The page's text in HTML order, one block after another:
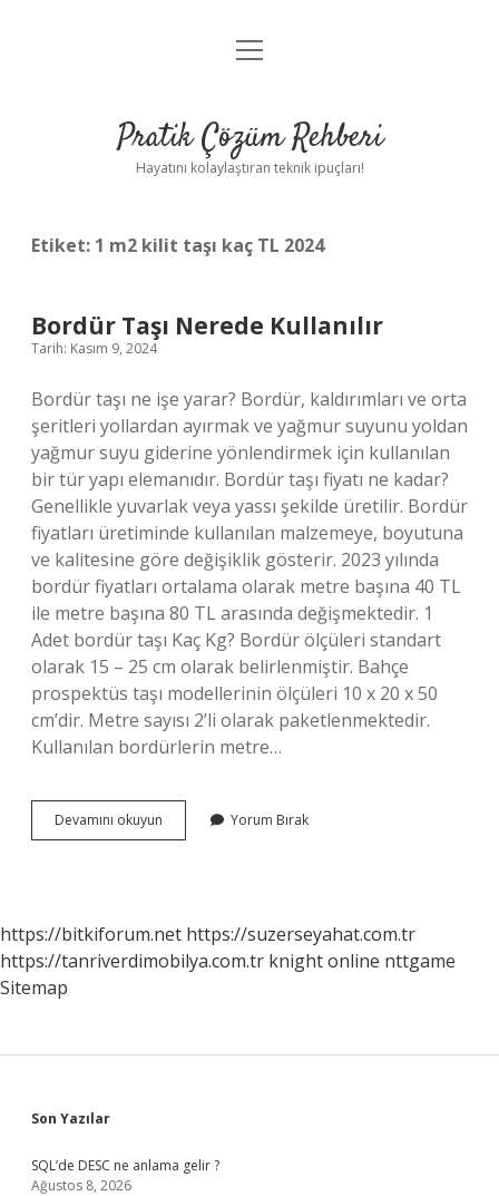
Anasayfa
Yasal Uyarı
menüyü
Pratik Çözüm Rehberi
Hayatını kolaylaştıran teknik ipuçları!
Etiket: 1 m2 kilit taşı kaç TL 2024
Bordür Taşı Nerede Kullanılır
Tarih: Kasım 9, 2024
Bordür taşı ne işe yarar? Bordür, kaldırımları ve orta
şeritleri yollardan ayırmak ve yağmur suyunu yoldan
yağmur suyu giderine yönlendirmek için kullanılan
bir tür yapı elemanıdır. Bordür taşı fiyatı ne kadar?
Genellikle yuvarlak veya yassı şekilde üretilir. Bordür
fiyatları üretiminde kullanılan malzemeye, boyutuna
ve kalitesine göre değişiklik gösterir. 2023 yılında
bordür fiyatları ortalama olarak metre başına 40 TL
ile metre başına 80 TL arasında değişmektedir. 1
Adet bordür taşı Kaç Kg? Bordür ölçüleri standart
olarak 15 – 25 cm olarak belirlenmiştir. Bahçe
prospektüs taşı modellerinin ölçüleri 10 x 20 x 50
cm’dir. Metre sayısı 2’li olarak paketlenmektedir.
Kullanılan bordürlerin metre…
Devamını okuyun
Taşı
Yorum Bırak
https://bitkiforum.net https://suzerseyahat.com.tr
https://tanriverdimobilya.com.tr knight online nttgame
Sitemap
Sidebar
Son Yazılar
SQL’de DESC ne anlama gelir ?
Ağustos 8, 2026